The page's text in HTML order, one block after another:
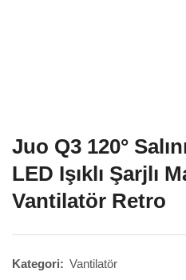
Juo Q3 120°
LED Işıklı Şarjlı
Vantilatör Retro
Kategori: Vantilatör